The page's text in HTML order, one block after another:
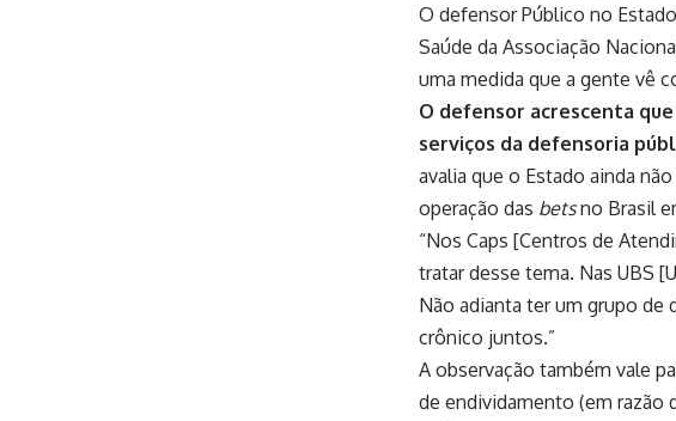
O defensor Público no
Saúde da Associação
uma medida que a gente vê
O defensor acrescenta
serviços da defensoria
avalia que o Estado ainda
operação das betsno Brasil
“Nos Caps [Centros de
tratar desse tema. Nas UBS
Não adianta ter um grupo de
crônico juntos.”
A observação também vale
de endividamento (em razão